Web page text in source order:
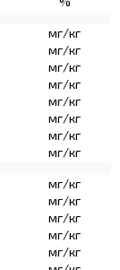
мг/кг
мг/кг
мг/кг
мг/кг
мг/кг
мг/кг
мг/кг
мг/кг
мг/кг
мг/кг
мг/кг
мг/кг
мг/кг